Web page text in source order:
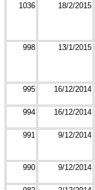
1036 18/2/2015
998 13/1/2015
995 16/12/2014
994 16/12/2014
991 9/12/2014
990 9/12/2014